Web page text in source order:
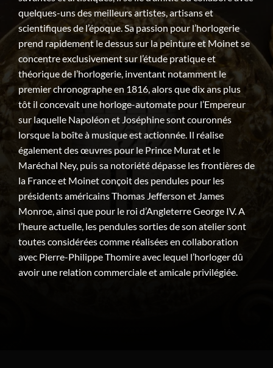
quelques-uns des meilleurs artistes, artisans et
scientifiques de l’époque. Sa passion pour l’horlogerie
prend rapidement le dessus sur la peinture et Moinet se
concentre exclusivement sur l’étude pratique et
théorique de l’horlogerie, inventant notamment le
premier chronographe en 1816, alors que dix ans plus
tôt il concevait une horloge-automate pour l’Empereur
sur laquelle Napoléon et Joséphine sont couronnés
lorsque la boîte à musique est actionnée. Il réalise
également des œuvres pour le Prince Murat et le
Maréchal Ney, puis sa notoriété dépasse les frontières de
la France et Moinet conçoit des pendules pour les
présidents américains Thomas Jefferson et James
Monroe, ainsi que pour le roi d’Angleterre George IV. A
l’heure actuelle, les pendules sorties de son atelier sont
toutes considérées comme réalisées en collaboration
avec Pierre-Philippe Thomire avec lequel l’horloger dû
avoir une relation commerciale et amicale privilégiée.